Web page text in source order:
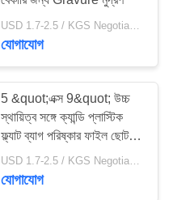
USD 1.7-2.5 / KGS Negotiable MOQ:1000KGS
যোগাযোগ
5 &quot;এক্স 9&quot; উচ্চ
স্থায়িত্ব সঙ্গে ক্যান্ডি প্লাস্টিক
ফ্ল্যাট ব্যাগ পরিষ্কার ফাইল ছোট
আকার
USD 1.7-2.5 / KGS Negotiable MOQ:1000KGS
যোগাযোগ